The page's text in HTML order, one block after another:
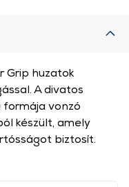
Grip huzatok
A divatos
formája vonzó
készült, amely
biztosít.